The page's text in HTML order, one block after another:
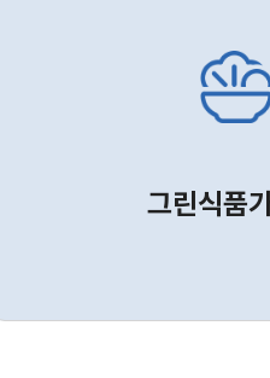
그린식품